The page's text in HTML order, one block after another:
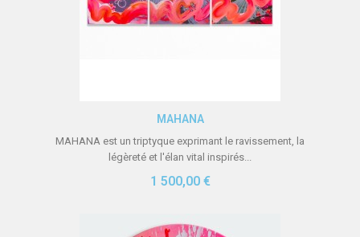
Aperçu rapide
MAHANA
MAHANA est un triptyque exprimant le ravissement, la
légèreté et l'élan vital inspirés...
1 500,00 €